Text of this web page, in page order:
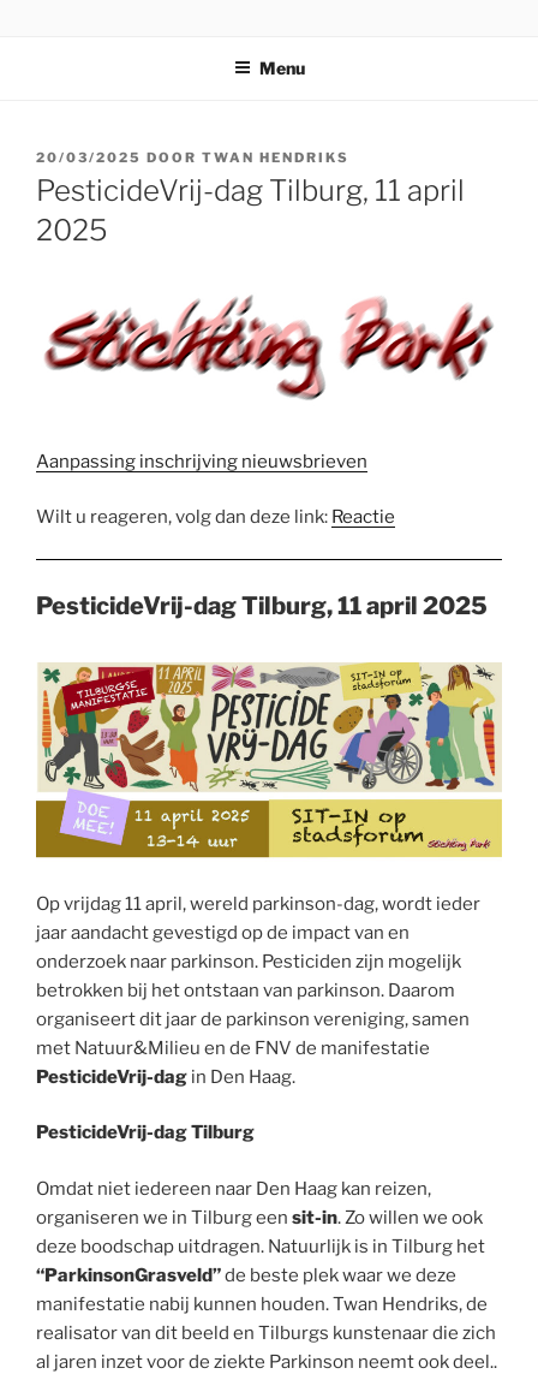
Menu
GEPLAATST
OP
20/03/2025 DOOR TWAN HENDRIKS
PesticideVrij-dag Tilburg, 11 april
2025
Aanpassing inschrijving nieuwsbrieven
Wilt u reageren, volg dan deze link: Reactie
PesticideVrij-dag Tilburg, 11 april 2025
Op vrijdag 11 april, wereld parkinson-dag, wordt ieder
jaar aandacht gevestigd op de impact van en
onderzoek naar parkinson. Pesticiden zijn mogelijk
betrokken bij het ontstaan van parkinson. Daarom
organiseert dit jaar de parkinson vereniging, samen
met Natuur&Milieu en de FNV de manifestatie
PesticideVrij-dag in Den Haag.
PesticideVrij-dag Tilburg
Omdat niet iedereen naar Den Haag kan reizen,
organiseren we in Tilburg een sit-in. Zo willen we ook
deze boodschap uitdragen. Natuurlijk is in Tilburg het
“ParkinsonGrasveld”de beste plek waar we deze
manifestatie nabij kunnen houden. Twan Hendriks, de
realisator van dit beeld en Tilburgs kunstenaar die zich
al jaren inzet voor de ziekte Parkinson neemt ook deel..